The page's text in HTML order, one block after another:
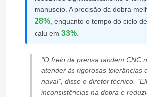
manuseio. A precisão da dobra
28%, enquanto o tempo do ciclo
caiu em 33%.
“O freio de prensa tandem CNC
atender às rigorosas tolerâncias
naval”, disse o diretor técnico.
inconsistências na dobra e